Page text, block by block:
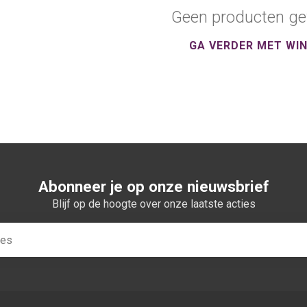
Geen producten
GA VERDER MET
Abonneer je op onze nieuwsbrief
Blijf op de hoogte over onze laatste acties